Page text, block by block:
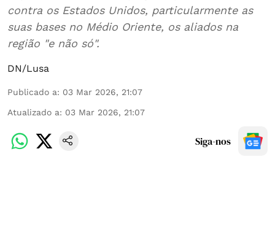
contra os Estados Unidos, particularmente as
suas bases no Médio Oriente, os aliados na
região "e não só".
DN/Lusa
Publicado a: 03 Mar 2026, 21:07
Atualizado a: 03 Mar 2026, 21:07
Siga-nos